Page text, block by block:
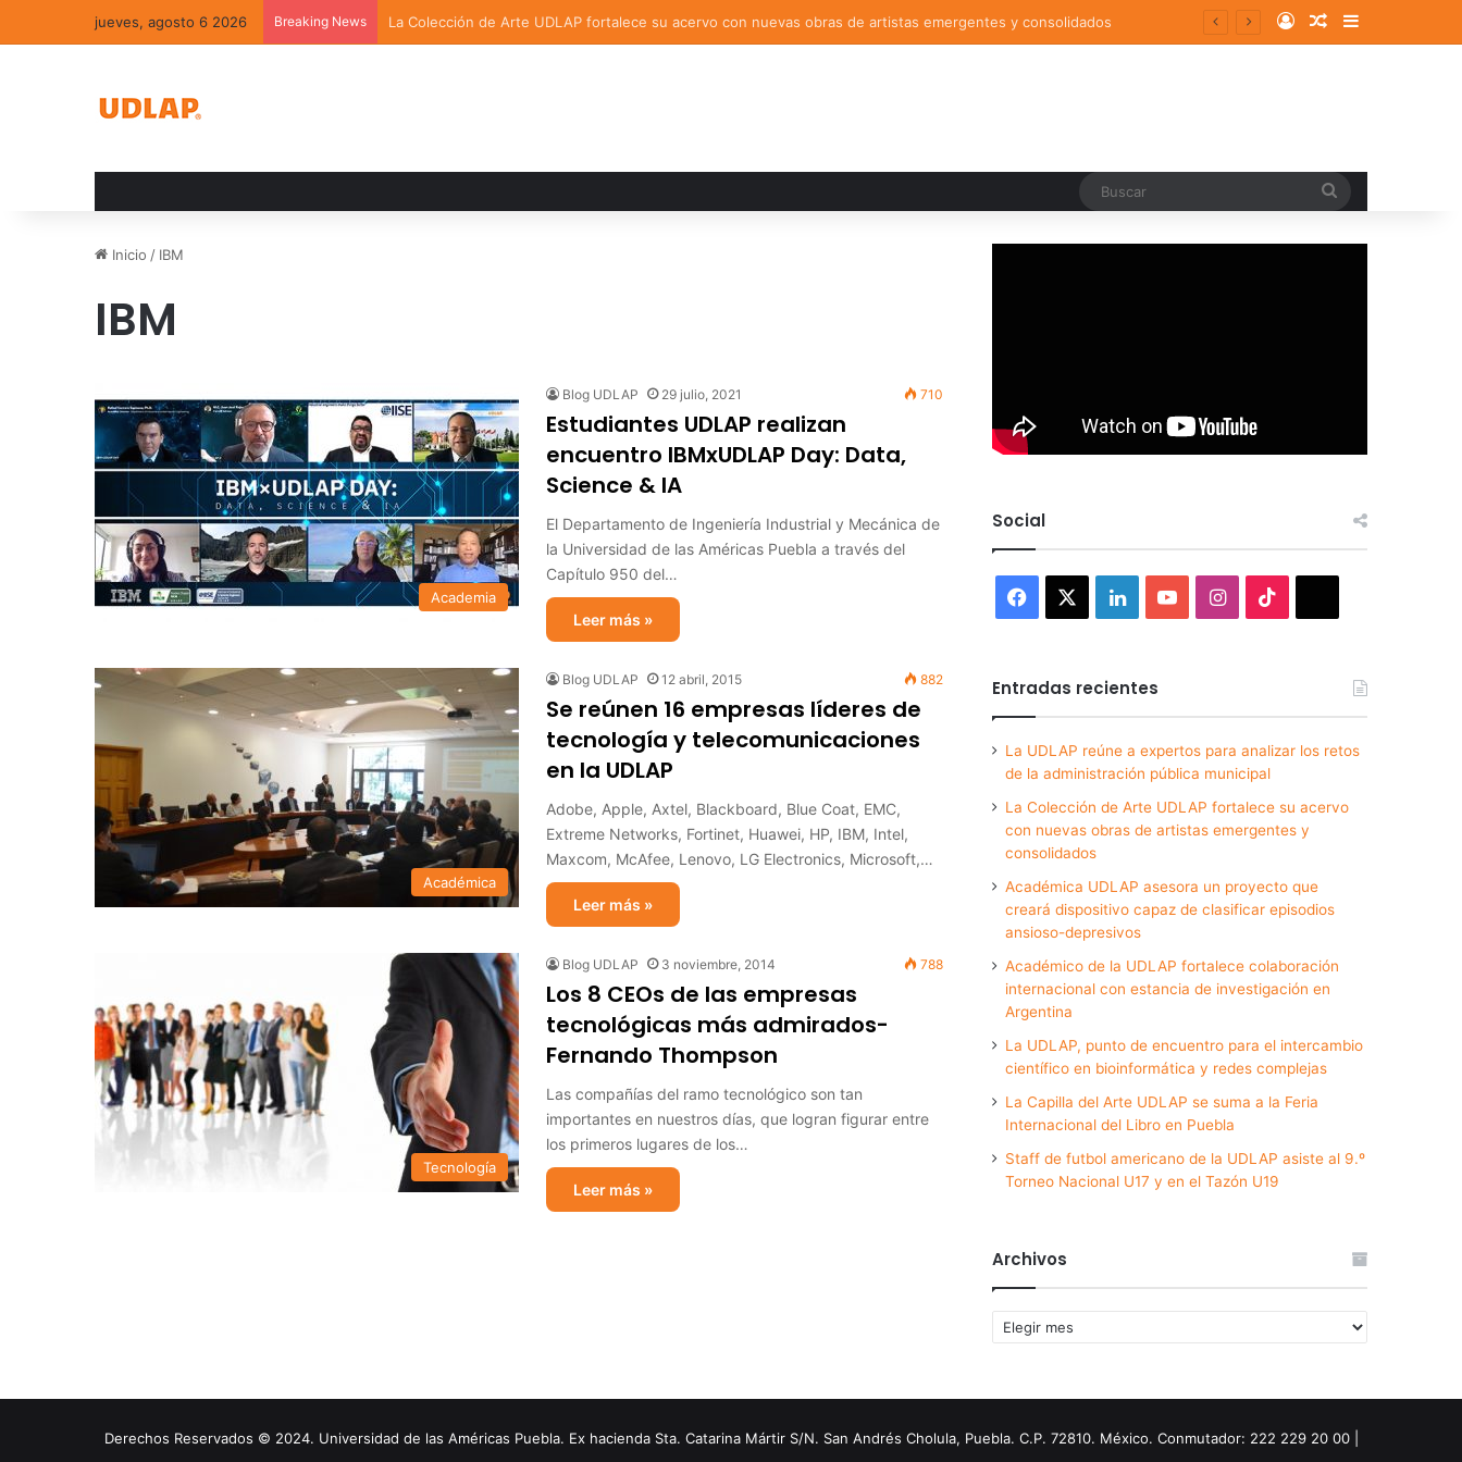
jueves, agosto 6 2026 Breaking News Académica UDLAP asesora un proyecto que creará dispositivo capaz de clasificar episodios ansioso-depresivos Log InRandom Article
Sidebar
Inicio / IBM
IBM
Academia
Blog UDLAP 29 julio, 2021 710
Estudiantes UDLAP realizan
encuentro IBMxUDLAP Day: Data,
Science & IA
El Departamento de Ingeniería Industrial y Mecánica de
la Universidad de las Américas Puebla a través del
Capítulo 950 del…
Leer más »
Académica
Blog UDLAP 12 abril, 2015 882
Se reúnen 16 empresas líderes de
tecnología y telecomunicaciones
en la UDLAP
Adobe, Apple, Axtel, Blackboard, Blue Coat, EMC,
Extreme Networks, Fortinet, Huawei, HP, IBM, Intel,
Maxcom, McAfee, Lenovo, LG Electronics, Microsoft,…
Leer más »
Tecnología
Blog UDLAP 3 noviembre, 2014 788
Los 8 CEOs de las empresas
tecnológicas más admirados-
Fernando Thompson
Las compañías del ramo tecnológico son tan
importantes en nuestros días, que logran figurar entre
los primeros lugares de los…
Leer más »
Social
Facebook LinkedInYouTubeInstagram
Entradas recientes
La UDLAP reúne a expertos para analizar los retos
de la administración pública municipal
La Colección de Arte UDLAP fortalece su acervo
con nuevas obras de artistas emergentes y
consolidados
Académica UDLAP asesora un proyecto que
creará dispositivo capaz de clasificar episodios
ansioso-depresivos
Académico de la UDLAP fortalece colaboración
internacional con estancia de investigación en
Argentina
La UDLAP, punto de encuentro para el intercambio
científico en bioinformática y redes complejas
La Capilla del Arte UDLAP se suma a la Feria
Internacional del Libro en Puebla
Staff de futbol americano de la UDLAP asiste al 9.º
Torneo Nacional U17 y en el Tazón U19
Archivos
Archivos
Derechos Reservados © 2024. Universidad de las Américas Puebla. Ex hacienda Sta. Catarina Mártir S/N. San Andrés Cholula, Puebla. C.P. 72810. México. Conmutador: 222 229 20 00 |